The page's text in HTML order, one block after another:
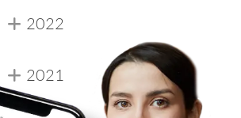
2022
2021